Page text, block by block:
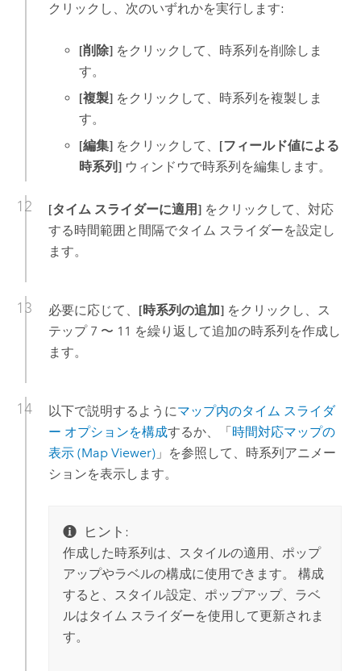
クリックし、次のいずれかを実行します:
[削除] をクリックして、時系列を削除しま
す。
[複製] をクリックして、時系列を複製しま
す。
[編集] をクリックして、 [フィールド値による
時系列] ウィンドウで時系列を編集します。
[タイム スライダーに適用]をクリックして、対応
する時間範囲と間隔でタイム スライダーを設定し
ます。
必要に応じて、 [時系列の追加]をクリックし、ス
テップ 7 〜 11 を繰り返して追加の時系列を作成し
ます。
以下で説明するようにマップ内のタイム スライダ
ー オプションを構成するか、「時間対応マップの
表示 (Map Viewer)」を参照して、時系列アニメー
ションを表示します。
ヒント:
作成した時系列は、スタイルの適用、ポップ
アップやラベルの構成に使用できます。 構成
すると、スタイル設定、ポップアップ、ラベ
ルはタイム スライダーを使用して更新されま
す。